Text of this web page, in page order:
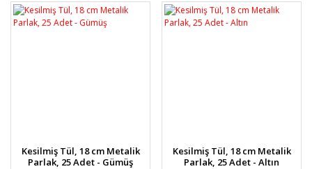
Kesilmiş Tül, 18 cm Metalik
Parlak, 25 Adet - Gümüş
Kesilmiş Tül, 18 cm Metalik
Parlak, 25 Adet - Altın